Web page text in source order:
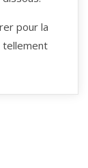
pour la
tellement